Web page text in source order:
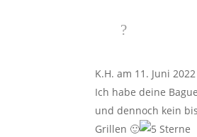
K.H. am 11. Juni
Ich habe deine
und dennoch kein
Grillen 🙂